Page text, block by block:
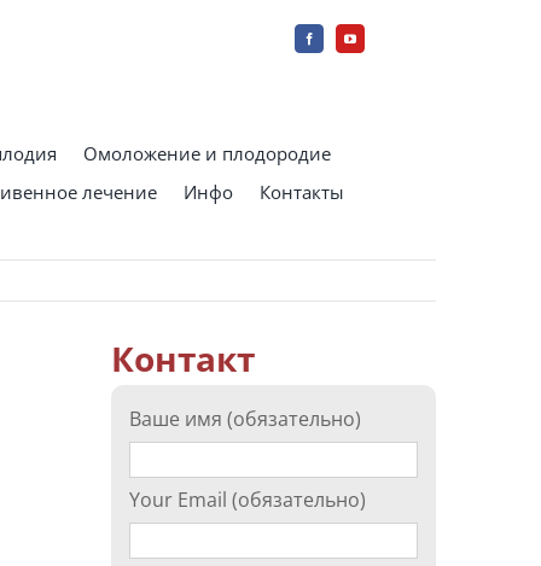
Омоложение и плодородие
лечение
Инфо Контакты
Контакт
Ваше имя (обязательно)
Your Email (обязательно)